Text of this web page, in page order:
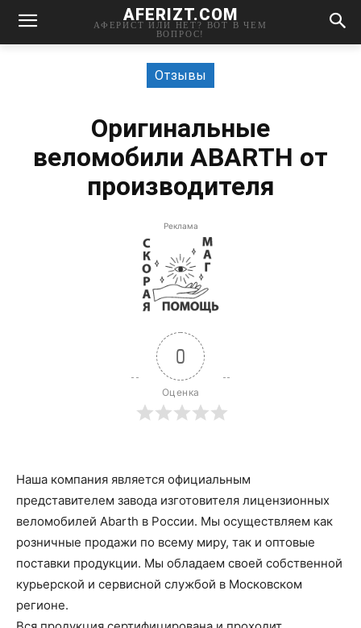
AFERIZT.COM
АФЕРИСТ ИЛИ НЕТ? ВОТ В ЧЕМ
ВОПРОС!
Отзывы
Оригинальные
веломобили ABARTH от
производителя
Реклама
0
Оценка
Наша компания является официальным
представителем завода изготовителя лицензионных
веломобилей Abarth в России. Мы осуществляем как
розничные продажи по всему миру, так и оптовые
поставки продукции. Мы обладаем своей собственной
курьерской и сервисной службой в Московском
регионе.